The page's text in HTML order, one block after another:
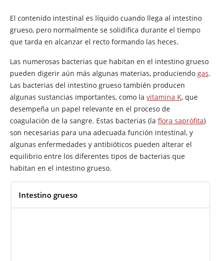
El contenido intestinal es líquido cuando llega al intestino
grueso, pero normalmente se solidifica durante el tiempo
que tarda en alcanzar el recto formando las heces.
Las numerosas bacterias que habitan en el intestino grueso
pueden digerir aún más algunas materias, produciendo gas.
Las bacterias del intestino grueso también producen
algunas sustancias importantes, como la vitamina K, que
desempeña un papel relevante en el proceso de
coagulación de la sangre. Estas bacterias (la flora saprófita)
son necesarias para una adecuada función intestinal, y
algunas enfermedades y antibióticos pueden alterar el
equilibrio entre los diferentes tipos de bacterias que
habitan en el intestino grueso.
Intestino grueso